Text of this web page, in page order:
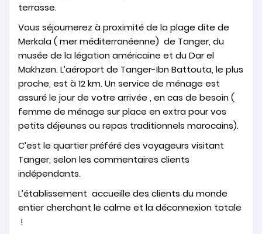
terrasse.
Vous séjournerez à proximité de la plage dite de
Merkala ( mer méditerranéenne) de Tanger, du
musée de la légation américaine et du Dar el
Makhzen. L’aéroport de Tanger-Ibn Battouta, le plus
proche, est à 12 km. Un service de ménage est
assuré le jour de votre arrivée , en cas de besoin (
femme de ménage sur place en extra pour vos
petits déjeunes ou repas traditionnels marocains).
C’est le quartier préféré des voyageurs visitant
Tanger, selon les commentaires clients
indépendants.
L’établissement accueille des clients du monde
entier cherchant le calme et la déconnexion totale
!